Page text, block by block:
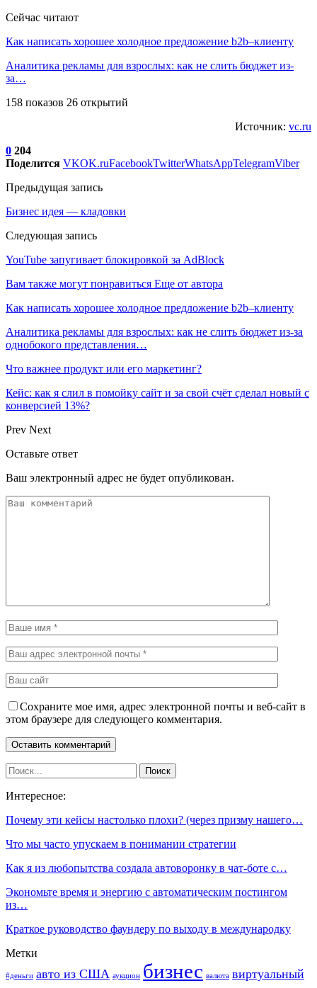
Сейчас читают
Как написать хорошее холодное предложение b2b–клиенту
Аналитика рекламы для взрослых: как не слить бюджет из-
за…
158 показов 26 открытий
Источник: vc.ru
0 204
Поделится VKOK.ruFacebookTwitterWhatsAppTelegramViber
Предыдущая запись
Бизнес идея — кладовки
Следующая запись
YouTube запугивает блокировкой за AdBlock
Вам также могут понравиться Еще от автора
Как написать хорошее холодное предложение b2b–клиенту
Аналитика рекламы для взрослых: как не слить бюджет из-за
однобокого представления…
Что важнее продукт или его маркетинг?
Кейс: как я слил в помойку сайт и за свой счёт сделал новый с
конверсией 13%?
Prev Next
Оставьте ответ
Ваш электронный адрес не будет опубликован.
Сохраните мое имя, адрес электронной почты и веб-сайт в
этом браузере для следующего комментария.
Интересное:
Почему эти кейсы настолько плохи? (через призму нашего…
Что мы часто упускаем в понимании стратегии
Как я из любопытства создала автоворонку в чат-боте с…
Экономьте время и энергию с автоматическим постингом
из…
Краткое руководство фаундеру по выходу в международку
Метки
#деньги авто из США аукцион бизнес валюта виртуальный